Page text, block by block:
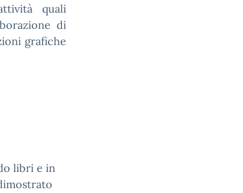
quali
di
grafiche
libri e in